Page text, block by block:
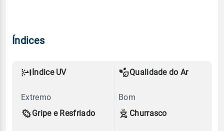
Índices
Índice UV
Extremo
Qualidade do Ar
Bom
Gripe e Resfriado
Churrasco